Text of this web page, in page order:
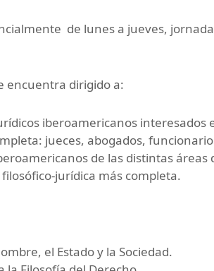
de lunes a jueves,
encuentra dirigido a:
iberoamericanos
jueces, abogados,
de las distintas
jurídica más completa.
el Estado y la Sociedad.